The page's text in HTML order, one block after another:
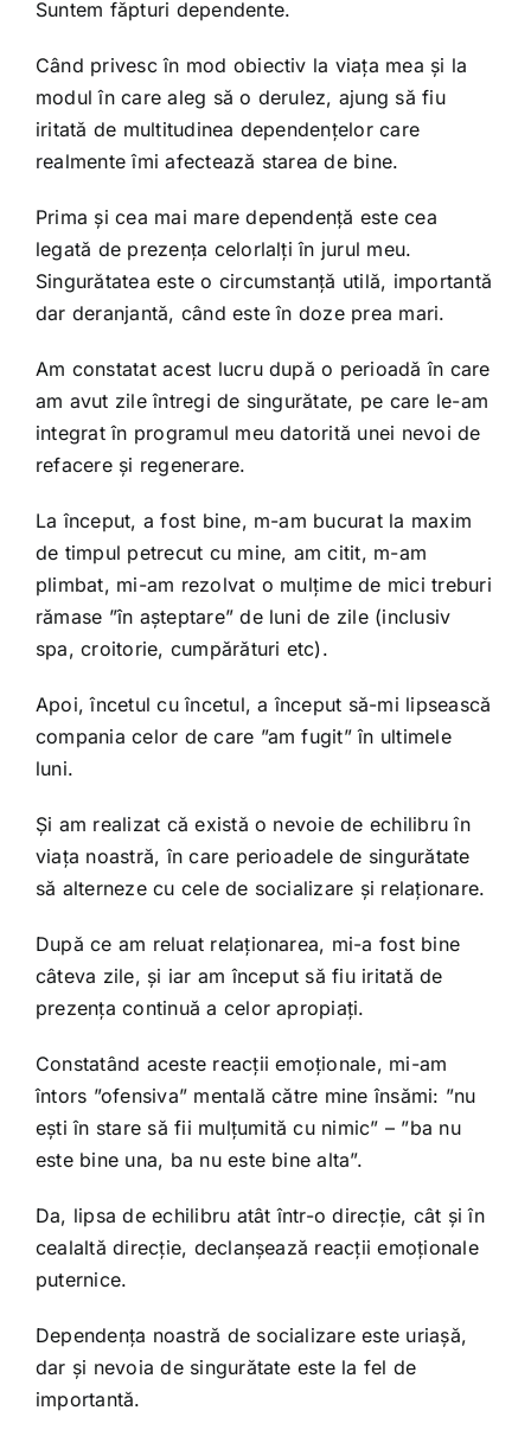
Shop
Tratamente naturale
Iubim fructele
Suntem făpturi dependente.
Când privesc în mod obiectiv la viața mea și la
modul în care aleg să o derulez, ajung să fiu
iritată de multitudinea dependențelor care
realmente îmi afectează starea de bine.
Prima și cea mai mare dependență este cea
legată de prezența celorlalți în jurul meu.
Singurătatea este o circumstanță utilă, importantă
dar deranjantă, când este în doze prea mari.
Am constatat acest lucru după o perioadă în care
am avut zile întregi de singurătate, pe care le-am
integrat în programul meu datorită unei nevoi de
refacere și regenerare.
La început, a fost bine, m-am bucurat la maxim
de timpul petrecut cu mine, am citit, m-am
plimbat, mi-am rezolvat o mulțime de mici treburi
rămase ”în așteptare” de luni de zile (inclusiv
spa, croitorie, cumpărături etc).
Apoi, încetul cu încetul, a început să-mi lipsească
compania celor de care ”am fugit” în ultimele
luni.
Și am realizat că există o nevoie de echilibru în
viața noastră, în care perioadele de singurătate
să alterneze cu cele de socializare și relaționare.
După ce am reluat relaționarea, mi-a fost bine
câteva zile, și iar am început să fiu iritată de
prezența continuă a celor apropiați.
Constatând aceste reacții emoționale, mi-am
întors ”ofensiva” mentală către mine însămi: ”nu
ești în stare să fii mulțumită cu nimic” – ”ba nu
este bine una, ba nu este bine alta”.
Da, lipsa de echilibru atât într-o direcție, cât și în
cealaltă direcție, declanșează reacții emoționale
puternice.
Dependența noastră de socializare este uriașă,
dar și nevoia de singurătate este la fel de
importantă.